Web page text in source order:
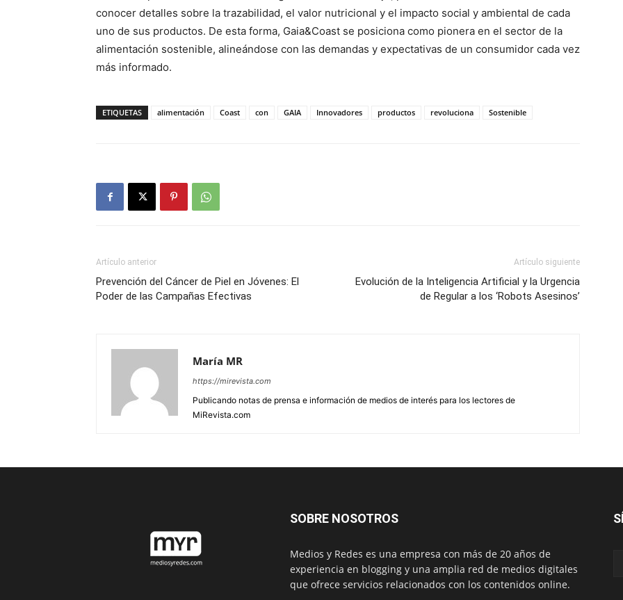
conocer detalles sobre la trazabilidad, el valor nutricional y el impacto social y ambiental de cada
uno de sus productos. De esta forma, Gaia&Coast se posiciona como pionera en el sector de la
alimentación sostenible, alineándose con las demandas y expectativas de un consumidor cada vez
más informado.
ETIQUETAS alimentación Coast con GAIA Innovadores productos revoluciona Sostenible
Artículo anterior
Prevención del Cáncer de Piel en Jóvenes: El
Poder de las Campañas Efectivas
Artículo siguiente
Evolución de la Inteligencia Artificial y la Urgencia
de Regular a los ‘Robots Asesinos’
María MR
https://mirevista.com
Publicando notas de prensa e información de medios de interés para los lectores de
MiRevista.com
SOBRE NOSOTROS
Medios y Redes es una empresa con más de 20 años de
experiencia en blogging y una amplia red de medios digitales
que ofrece servicios relacionados con los contenidos online.